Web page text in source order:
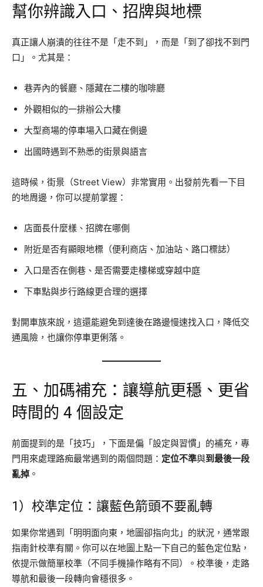
幫你辨識入口、招牌與地標
真正讓人崩潰的往往不是「走不到」，而是「到了卻找不到門
口」。尤其是：
巷弄內的餐廳、隱藏在二樓的咖啡廳
外觀相似的一排辦公大樓
大型商場的停車場入口藏在側邊
出國時遇到不熟悉的街景與語言
這時候，街景（Street View）非常實用。出發前先看一下目
的地周邊，你可以提前掌握：
店面長什麼樣、招牌在哪側
附近是否有顯眼地標（便利商店、加油站、路口標誌）
入口是否在側巷、是否需要走樓梯或穿越中庭
下車點與步行路線更合理的選擇
對開車族來說，這還能避免到達後在路邊慢速找入口，降低交
通風險，也讓你停車更俐落。
五、加碼補充：讓導航更穩、更省
時間的 4 個設定
前面提到的是「技巧」，下面是偏「設定與習慣」的補充，專
門用來處理路痴最常遇到的兩個問題： 定位不準與到最後一段
亂掉 。
1）校準定位：讓藍色箭頭不要亂轉
如果你常遇到「明明面向東，地圖卻指向北」的狀況，通常跟
指南針校準有關。你可以在地圖上點一下自己的藍色定位點，
依提示做簡單校準（不同手機操作略有不同）。校準後，走路
導航和最後一段轉向會穩很多。